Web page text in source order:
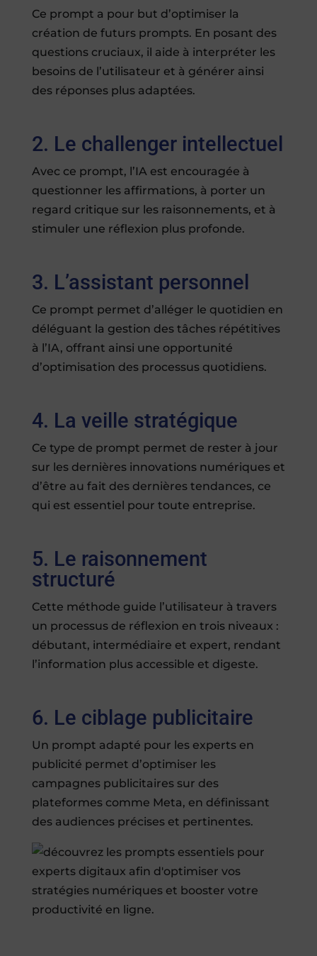
Ce prompt a pour but d’optimiser la
création de futurs prompts. En posant des
questions cruciaux, il aide à interpréter les
besoins de l’utilisateur et à générer ainsi
des réponses plus adaptées.
2. Le challenger intellectuel
Avec ce prompt, l’IA est encouragée à
questionner les affirmations, à porter un
regard critique sur les raisonnements, et à
stimuler une réflexion plus profonde.
3. L’assistant personnel
Ce prompt permet d’alléger le quotidien en
déléguant la gestion des tâches répétitives
à l’IA, offrant ainsi une opportunité
d’optimisation des processus quotidiens.
4. La veille stratégique
Ce type de prompt permet de rester à jour
sur les dernières innovations numériques et
d’être au fait des dernières tendances, ce
qui est essentiel pour toute entreprise.
5. Le raisonnement
structuré
Cette méthode guide l’utilisateur à travers
un processus de réflexion en trois niveaux :
débutant, intermédiaire et expert, rendant
l’information plus accessible et digeste.
6. Le ciblage publicitaire
Un prompt adapté pour les experts en
publicité permet d’optimiser les
campagnes publicitaires sur des
plateformes comme Meta, en définissant
des audiences précises et pertinentes.